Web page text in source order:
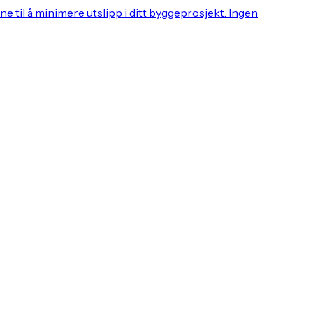
til å minimere utslipp i ditt byggeprosjekt. Ingen